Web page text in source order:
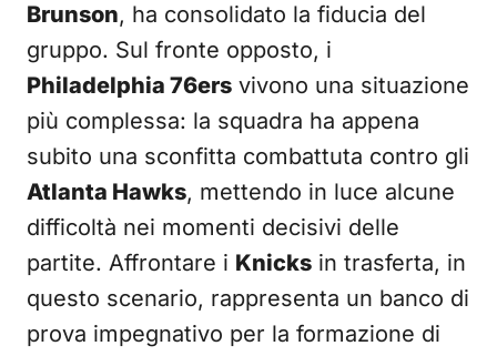
Brunson, ha consolidato la fiducia del
gruppo. Sul fronte opposto, i
Philadelphia 76ers vivono una situazione
più complessa: la squadra ha appena
subito una sconfitta combattuta contro gli
Atlanta Hawks, mettendo in luce alcune
difficoltà nei momenti decisivi delle
partite. Affrontare i Knicks in trasferta, in
questo scenario, rappresenta un banco di
prova impegnativo per la formazione di